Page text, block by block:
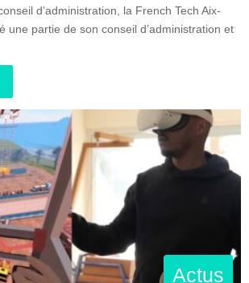
d’administration, la French Tech Aix-
une partie de son conseil d’administration et
Actus